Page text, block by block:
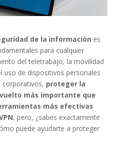
de la información es
para cualquier
del teletrabajo, la movilidad
uso de dispositivos personales
corporativos, proteger la
más importante que
más efectivas
, pero, ¿sabes exactamente
puede ayudarte a proteger